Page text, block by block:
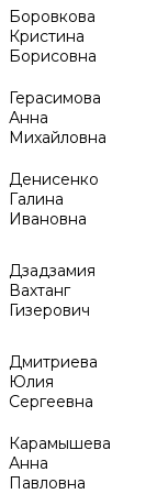
Боровкова
Кристина
Борисовна
Герасимова
Анна
Михайловна
Денисенко
Галина
Ивановна
Дзадзамия
Вахтанг
Гизерович
Дмитриева
Юлия
Сергеевна
Карамышева
Анна
Павловна